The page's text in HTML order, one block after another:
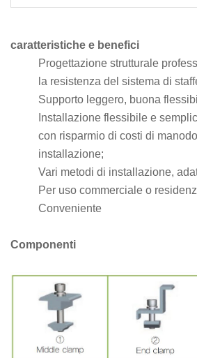
caratteristiche e benefici
Progettazione strutturale
la resistenza del sistema di
Supporto leggero, buona
Installazione flessibile e
con risparmio di costi di
installazione;
Vari metodi di installazione,
Per uso commerciale o
Conveniente
Componenti